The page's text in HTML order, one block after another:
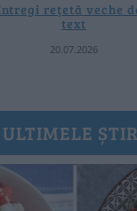
rețetă veche
text
20.07.2026
ULTIMELE